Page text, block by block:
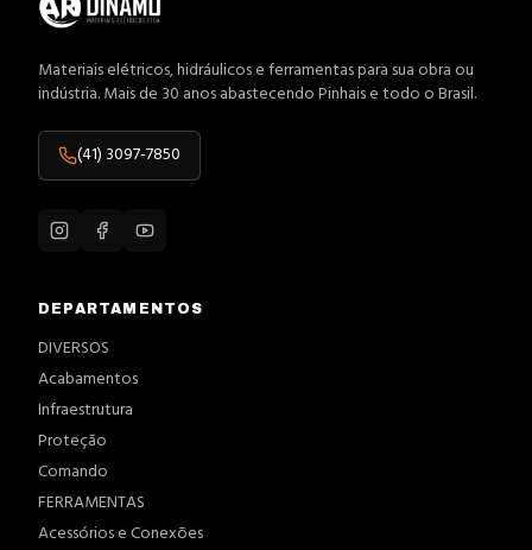
Materiais elétricos, hidráulicos e ferramentas para sua obra ou
indústria. Mais de 30 anos abastecendo Pinhais e todo o Brasil.
(41) 3097-7850
DEPARTAMENTOS
DIVERSOS
Acabamentos
Infraestrutura
Proteção
Comando
FERRAMENTAS
Acessórios e Conexões